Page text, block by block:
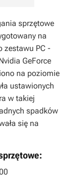
sprzętowe
na
zestawu PC -
GeForce
na poziomie
ustawionych
w takiej
spadków
się na